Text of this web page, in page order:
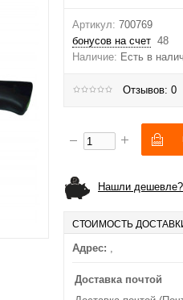
Артикул: 700769
бонусов на счет 48
Наличие: Есть в
Отзывов: 0
Нашли дешевле?
СТОИМОСТЬ
Адрес: ,
Доставка почтой